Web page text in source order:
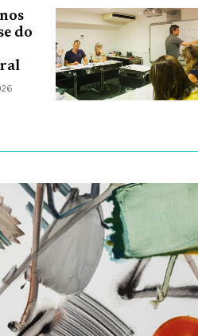
do